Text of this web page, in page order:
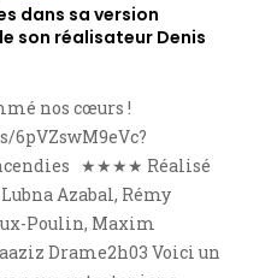
dans sa version
son réalisateur Denis
nos cœurs !
6pVZswM9eVc?
★★★★ Réalisé
Azabal, Rémy
Poulin, Maxim
Drame2h03 Voici un